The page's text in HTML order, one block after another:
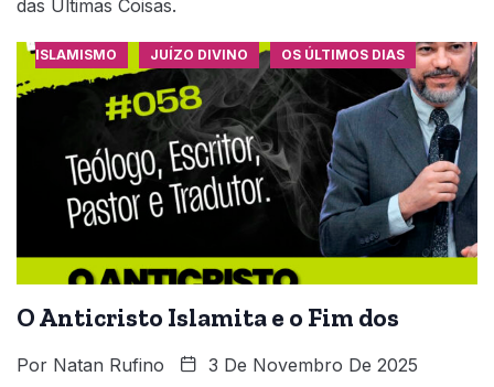
das Últimas Coisas.
ISLAMISMO JUÍZO DIVINO OS ÚLTIMOS DIAS
O Anticristo Islamita e o Fim dos
Por Natan Rufino 3 De Novembro De 2025